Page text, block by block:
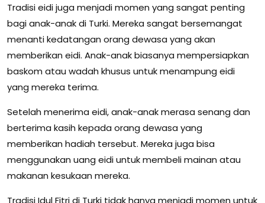
Tradisi eidi juga menjadi momen yang sangat penting
bagi anak-anak di Turki. Mereka sangat bersemangat
menanti kedatangan orang dewasa yang akan
memberikan eidi. Anak-anak biasanya mempersiapkan
baskom atau wadah khusus untuk menampung eidi
yang mereka terima.
Setelah menerima eidi, anak-anak merasa senang dan
berterima kasih kepada orang dewasa yang
memberikan hadiah tersebut. Mereka juga bisa
menggunakan uang eidi untuk membeli mainan atau
makanan kesukaan mereka.
Tradisi Idul Fitri di Turki tidak hanya menjadi momen untuk